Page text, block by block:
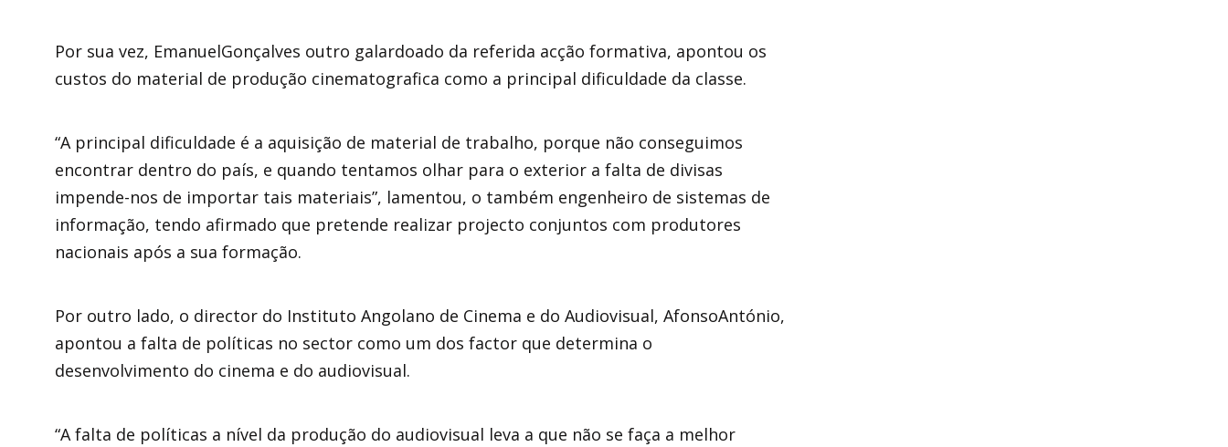
Por sua vez, EmanuelGonçalves outro galardoado da referida acção formativa, apontou os
custos do material de produção cinematografica como a principal dificuldade da classe.
“A principal dificuldade é a aquisição de material de trabalho, porque não conseguimos
encontrar dentro do país, e quando tentamos olhar para o exterior a falta de divisas
impende-nos de importar tais materiais”, lamentou, o também engenheiro de sistemas de
informação, tendo afirmado que pretende realizar projecto conjuntos com produtores
nacionais após a sua formação.
Por outro lado, o director do Instituto Angolano de Cinema e do Audiovisual, AfonsoAntónio,
apontou a falta de políticas no sector como um dos factor que determina o
desenvolvimento do cinema e do audiovisual.
“A falta de políticas a nível da produção do audiovisual leva a que não se faça a melhor